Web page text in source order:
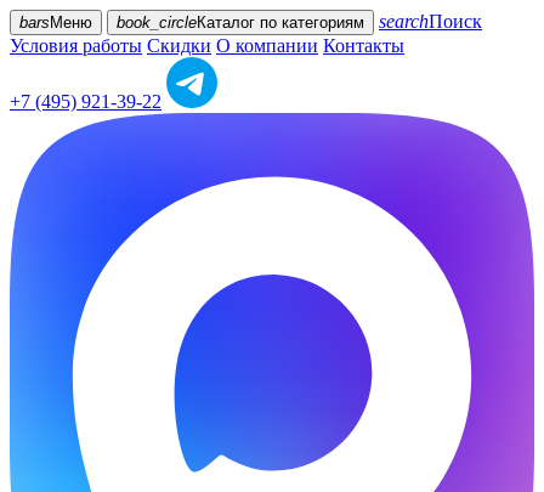
bars Меню book_circleКаталог по категориям searchПоиск
Условия работы Скидки О компании Контакты
+7 (495) 921-39-22